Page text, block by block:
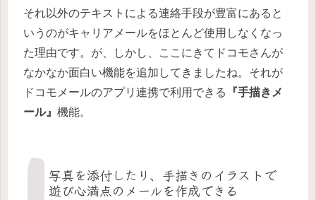
それ以外のテキストによる連絡手段が豊富にあると
いうのがキャリアメールをほとんど使用しなくなっ
た理由です。が、しかし、ここにきてドコモさんが
なかなか面白い機能を追加してきましたね。それが
ドコモメールのアプリ連携で利用できる
『手描きメ
ール』 機能。
写真を添付したり、手描きのイラストで
遊び心満点のメールを作成できる